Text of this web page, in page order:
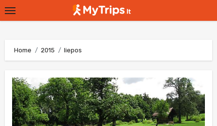
Skip
to
Home 2015 liepos